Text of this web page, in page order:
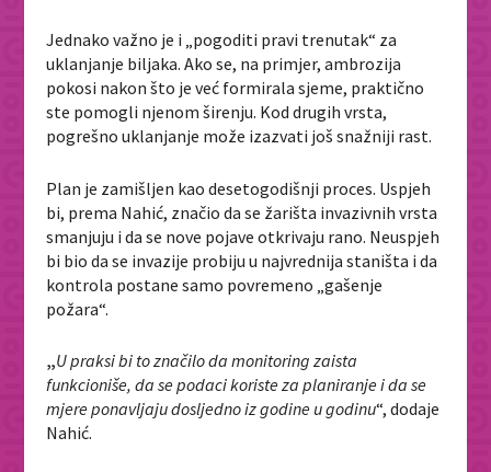
Jednako važno je i „pogoditi pravi trenutak“ za
uklanjanje biljaka. Ako se, na primjer, ambrozija
pokosi nakon što je već formirala sjeme, praktično
ste pomogli njenom širenju. Kod drugih vrsta,
pogrešno uklanjanje može izazvati još snažniji rast.
Plan je zamišljen kao desetogodišnji proces. Uspjeh
bi, prema Nahić, značio da se žarišta invazivnih vrsta
smanjuju i da se nove pojave otkrivaju rano. Neuspjeh
bi bio da se invazije probiju u najvrednija staništa i da
kontrola postane samo povremeno „gašenje
požara“.
„U praksi bi to značilo da monitoring zaista
funkcioniše, da se podaci koriste za planiranje i da se
mjere ponavljaju dosljedno iz godine u godinu“, dodaje
Nahić.